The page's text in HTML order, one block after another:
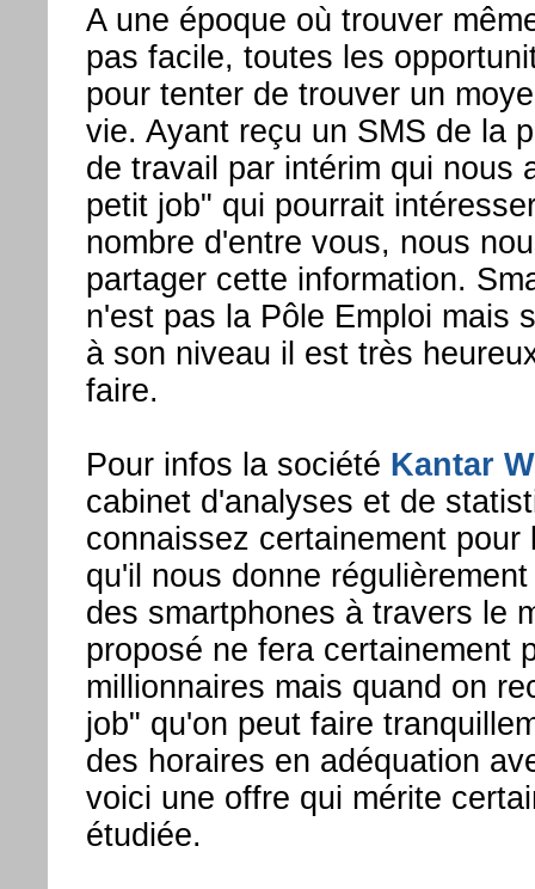
A une époque où trouver
pas facile, toutes les
pour tenter de trouver un
vie. Ayant reçu un SMS de la
de travail par intérim qui nous
petit job" qui pourrait
nombre d'entre vous, nous
partager cette information.
n'est pas la Pôle Emploi mais
à son niveau il est très
faire.
Pour infos la société Kantar
cabinet d'analyses et de
connaissez certainement pour
qu'il nous donne
des smartphones à travers le
proposé ne fera certainement
millionnaires mais quand on
job" qu'on peut faire
des horaires en adéquation
voici une offre qui mérite
étudiée.